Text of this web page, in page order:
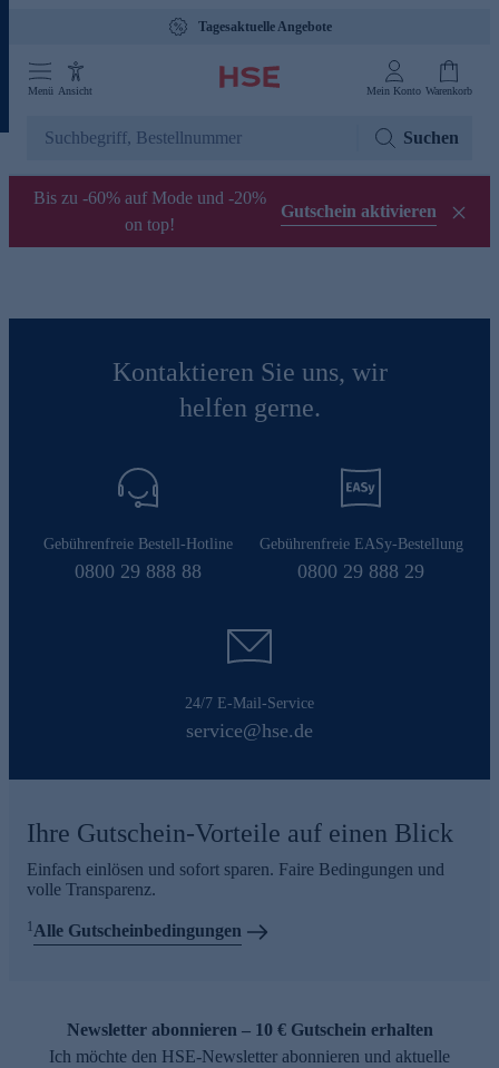
Tagesaktuelle Angebote
Menü Ansicht Mein Konto Warenkorb
Suchen
Bis zu -60% auf Mode und -20%
on top!
Gutschein aktivieren
Kontaktieren Sie uns, wir
helfen gerne.
Gebührenfreie Bestell-Hotline
0800 29 888 88
Gebührenfreie EASy-Bestellung
0800 29 888 29
24/7 E-Mail-Service
service@hse.de
Ihre Gutschein-Vorteile auf einen Blick
Einfach einlösen und sofort sparen. Faire Bedingungen und
volle Transparenz.
1Alle Gutscheinbedingungen
Newsletter abonnieren – 10 € Gutschein erhalten
Ich möchte den HSE-Newsletter abonnieren und aktuelle